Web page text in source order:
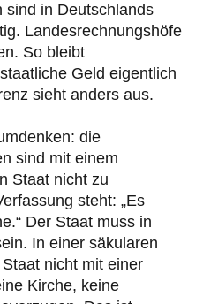
sind in Deutschlands
Landesrechnungshöfe
So bleibt
Geld eigentlich
sieht anders aus.
die
sind mit einem
Staat nicht zu
steht: „Es
Der Staat muss in
In einer säkularen
nicht mit einer
Kirche, keine